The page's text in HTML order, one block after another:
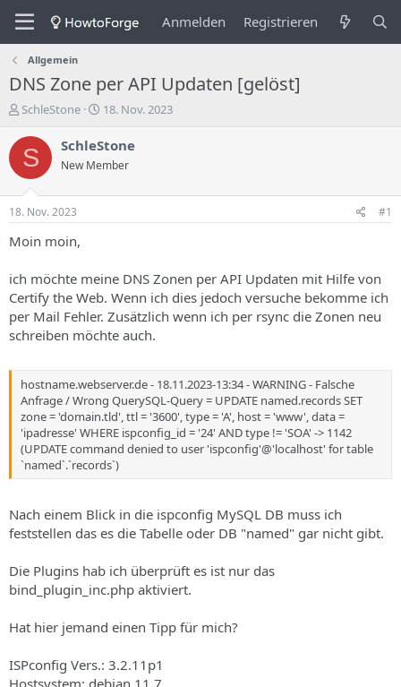
Anmelden Registrieren
Allgemein
DNS Zone per API Updaten [gelöst]
E
s
t
e
e
r
s
T
h
e
s
SchleStone
E
s
e
d
a
t
u
18. Nov. 2023
S SchleStone
New Member
18. Nov. 2023 #1
Moin moin,
ich möchte meine DNS Zonen per API Updaten mit Hilfe von
Certify the Web. Wenn ich dies jedoch versuche bekomme ich
per Mail Fehler. Zusätzlich wenn ich per rsync die Zonen neu
schreiben möchte auch.
hostname.webserver.de - 18.11.2023-13:34 - WARNING - Falsche
Anfrage / Wrong QuerySQL-Query = UPDATE named.records SET
zone = 'domain.tld', ttl = '3600', type = 'A', host = 'www', data =
'ipadresse' WHERE ispconfig_id = '24' AND type != 'SOA' -> 1142
(UPDATE command denied to user 'ispconfig'@'localhost' for table
`named`.`records`)
Nach einem Blick in die ispconfig MySQL DB muss ich
feststellen das es die Tabelle oder DB "named" gar nicht gibt.
Die Plugins hab ich überprüft es ist nur das
bind_plugin_inc.php aktiviert.
Hat hier jemand einen Tipp für mich?
ISPconfig Vers.: 3.2.11p1
Hostsystem: debian 11.7